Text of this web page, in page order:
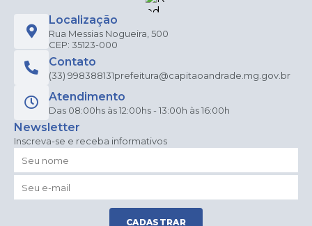
Localização
Rua Messias Nogueira, 500
CEP: 35123-000
Contato
(33) 998388131prefeitura@capitaoandrade.mg.gov.br
Atendimento
Das 08:00hs às 12:00hs - 13:00h às 16:00h
Newsletter
Inscreva-se e receba informativos
CADASTRAR